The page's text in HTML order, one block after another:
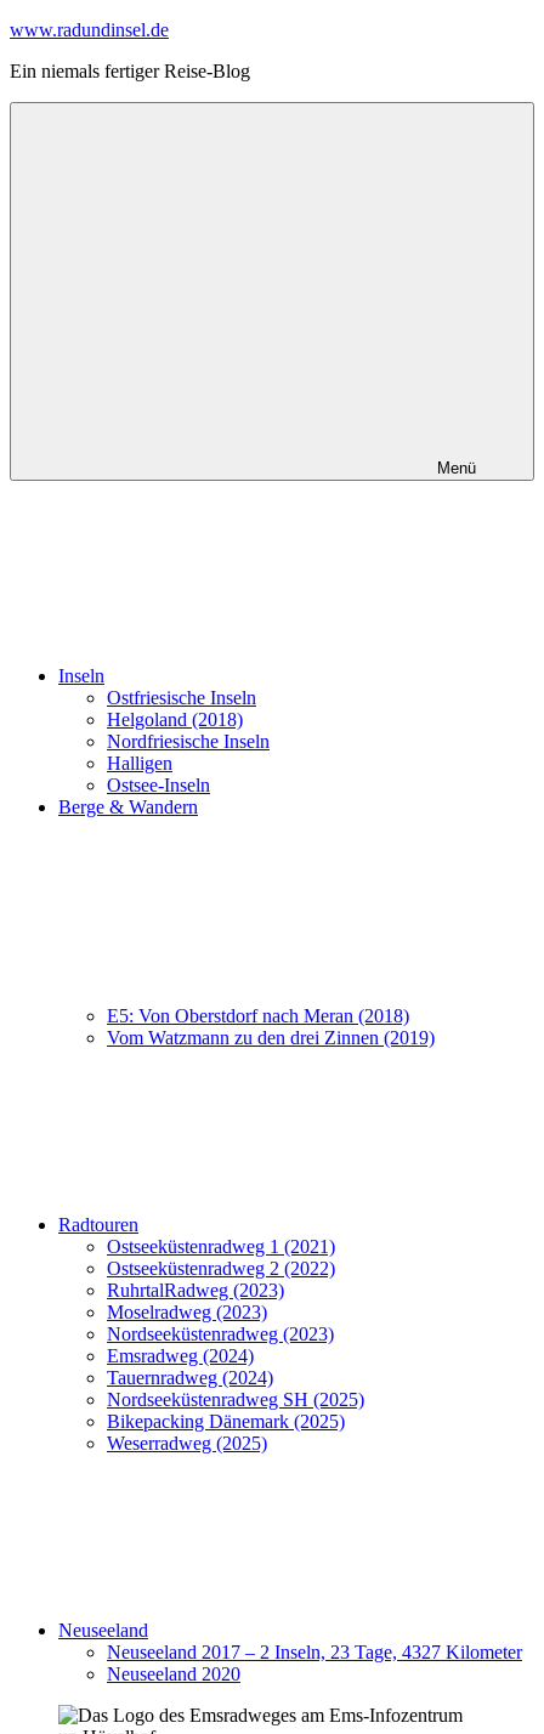
Zum
springen
www.radundinsel.de
Ein niemals fertiger Reise-Blog
Menü
Inseln
Ostfriesische Inseln
Helgoland (2018)
Nordfriesische Inseln
Halligen
Ostsee-Inseln
Berge & Wandern
E5: Von Oberstdorf nach Meran (2018)
Vom Watzmann zu den drei Zinnen (2019)
Radtouren
Ostseeküstenradweg 1 (2021)
Ostseeküstenradweg 2 (2022)
RuhrtalRadweg (2023)
Moselradweg (2023)
Nordseeküstenradweg (2023)
Emsradweg (2024)
Tauernradweg (2024)
Nordseeküstenradweg SH (2025)
Bikepacking Dänemark (2025)
Weserradweg (2025)
Neuseeland
Neuseeland 2017 – 2 Inseln, 23 Tage, 4327 Kilometer
Neuseeland 2020